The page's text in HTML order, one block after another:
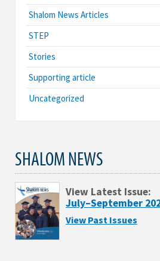
Shalom News Articles
STEP
Stories
Supporting article
Uncategorized
SHALOM NEWS
View Latest Issue:
July–September
View Past Issues